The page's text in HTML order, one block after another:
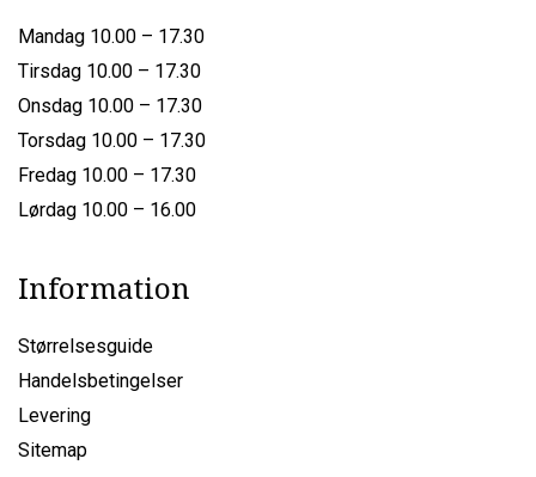
Mandag 10.00 – 17.30
Tirsdag 10.00 – 17.30
Onsdag 10.00 – 17.30
Torsdag 10.00 – 17.30
Fredag 10.00 – 17.30
Lørdag 10.00 – 16.00
Information
Størrelsesguide
Handelsbetingelser
Levering
Sitemap